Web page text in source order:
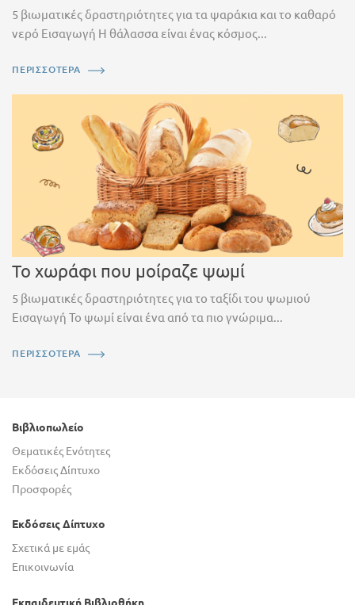
5 βιωματικές δραστηριότητες για τα ψαράκια και το καθαρό
νερό Εισαγωγή Η θάλασσα είναι ένας κόσμος...
ΠΕΡΙΣΣΟΤΕΡΑ
Το χωράφι που μοίραζε ψωμί
5 βιωματικές δραστηριότητες για το ταξίδι του ψωμιού
Εισαγωγή Το ψωμί είναι ένα από τα πιο γνώριμα...
ΠΕΡΙΣΣΟΤΕΡΑ
Βιβλιοπωλείο
Θεματικές Ενότητες
Εκδόσεις Δίπτυχο
Προσφορές
Εκδόσεις Δίπτυχο
Σχετικά με εμάς
Επικοινωνία
Εκπαιδευτική Βιβλιοθήκη